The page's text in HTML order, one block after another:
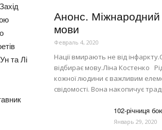
та Лі
Анонс. Міжнародний
мови
Февраль 4, 2020
Нації вмирають не від
відбирає мову.Ліна Костенко
кожної людини є важливим
свідомості. Вона накопичує
102-річниця
Январь 29, 2020